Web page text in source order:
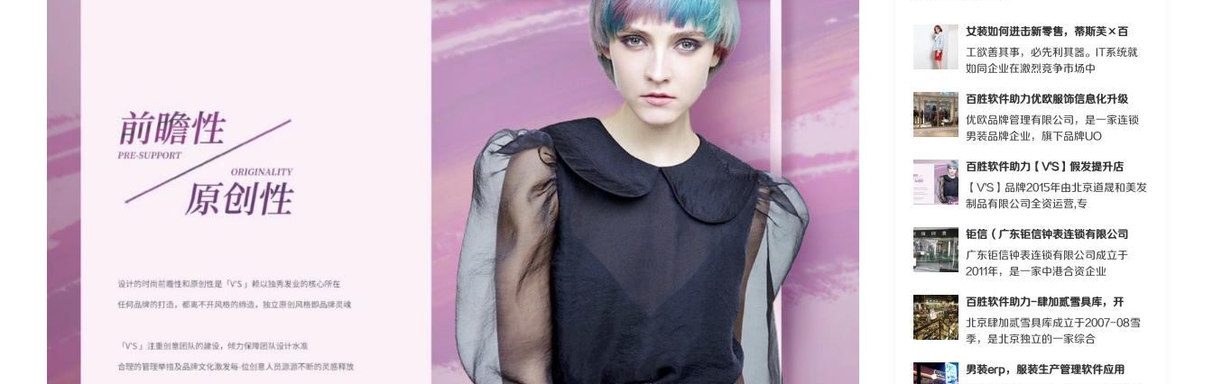
女装如何进击新零售，蒂斯芙×百
工欲善其事，必先利其器。IT系统就
如同企业在激烈竞争市场中
百胜软件助力优欧服饰信息化升级
优欧品牌管理有限公司，是一家连锁
男装品牌企业，旗下品牌UO
百胜软件助力【V'S】假发提升店
【V'S】品牌2015年由北京道晟和美发
制品有限公司全资运营,专
钜信（广东钜信钟表连锁有限公司
广东钜信钟表连锁有限公司成立于
2011年，是一家中港合资企业
百胜软件助力-肆加贰雪具库，开
北京肆加贰雪具库成立于2007-08雪
季，是北京独立的一家综合
男装erp，服装生产管理软件应用